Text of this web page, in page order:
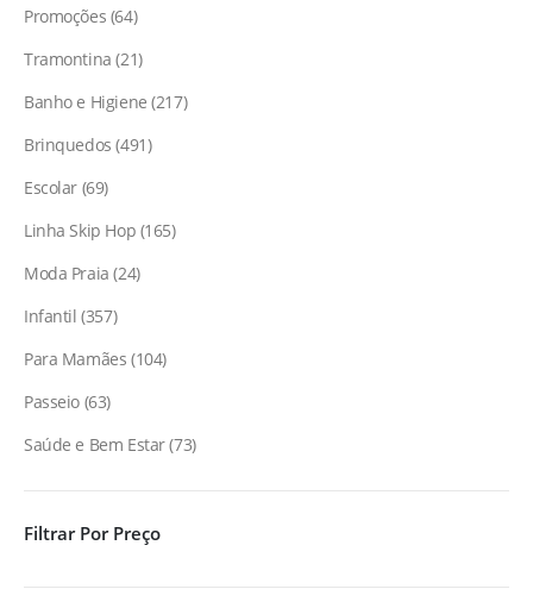
Promoções 64
Tramontina 21
Banho e Higiene 217
Brinquedos 491
Escolar 69
Linha Skip Hop 165
Moda Praia 24
Infantil 357
Para Mamães 104
Passeio 63
Saúde e Bem Estar 73
Filtrar Por Preço